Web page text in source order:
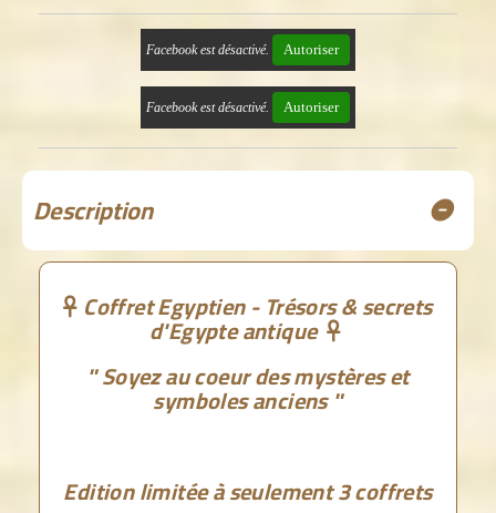
Facebook est désactivé. Autoriser
Facebook est désactivé. Autoriser
Description
 Coffret Egyptien - Trésors & secrets
d'Egypte antique
" Soyez au coeur des mystères et
symboles anciens "
Edition limitée à seulement 3 coffrets